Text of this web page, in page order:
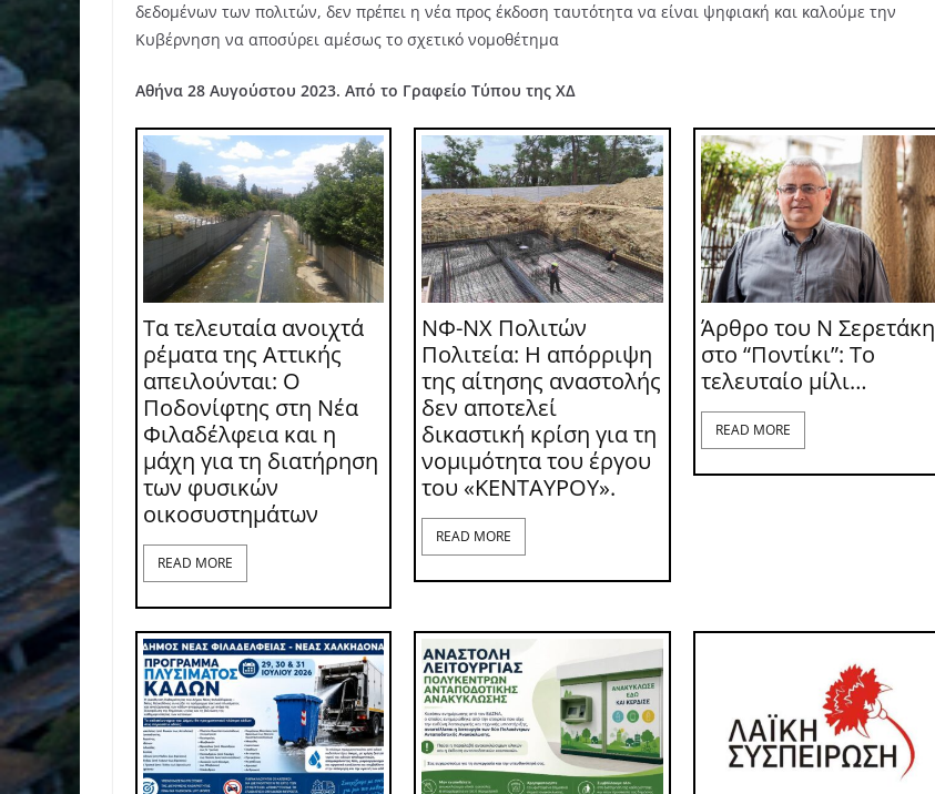
δεδομένων των πολιτών, δεν πρέπει η νέα προς έκδοση ταυτότητα να είναι ψηφιακή και καλούμε την
Κυβέρνηση να αποσύρει αμέσως το σχετικό νομοθέτημα
Αθήνα 28 Αυγούστου 2023. Από το Γραφείο Τύπου της ΧΔ
Τα τελευταία ανοιχτά
ρέματα της Αττικής
απειλούνται: Ο
Ποδονίφτης στη Νέα
Φιλαδέλφεια και η
μάχη για τη διατήρηση
των φυσικών
οικοσυστημάτων
READ MORE
ΝΦ-ΝΧ Πολιτών
Πολιτεία: Η απόρριψη
της αίτησης αναστολής
δεν αποτελεί
δικαστική κρίση για τη
νομιμότητα του έργου
του «ΚΕΝΤΑΥΡΟΥ».
READ MORE
Άρθρο του Ν Σερετάκη
στο “Ποντίκι”: Το
τελευταίο μίλι…
READ MORE